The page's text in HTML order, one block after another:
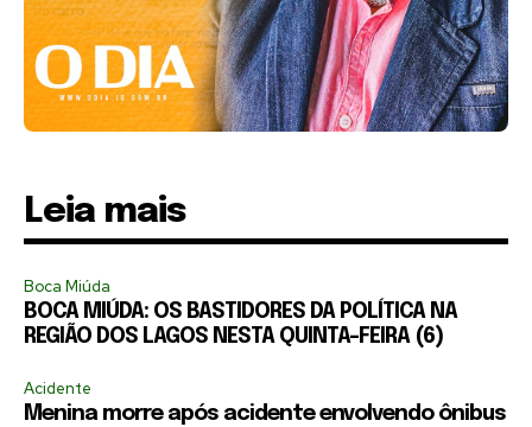
Leia mais
Boca Miúda
BOCA MIÚDA: OS BASTIDORES DA POLÍTICA NA
REGIÃO DOS LAGOS NESTA QUINTA-FEIRA (6)
Acidente
Menina morre após acidente envolvendo ônibus